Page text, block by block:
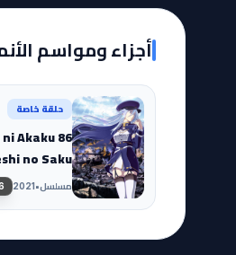
أجزاء ومواسم
حلقة خاصة
ni Akaku
no Saku
مسلسل•
2021